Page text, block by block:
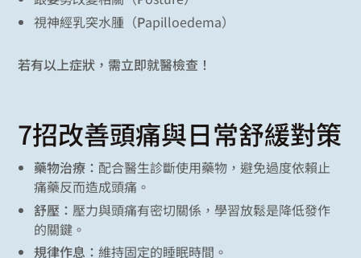
視神經乳突水腫（Papilloedema）
若有以上症狀，需立即就醫檢查！
7招改善頭痛與日常舒緩對策
藥物治療：配合醫生診斷使用藥物，避免過度依賴止
痛藥反而造成頭痛。
舒壓： 壓力與頭痛有密切關係，學習放鬆是降低發作
的關鍵。
規律作息：維持固定的睡眠時間。